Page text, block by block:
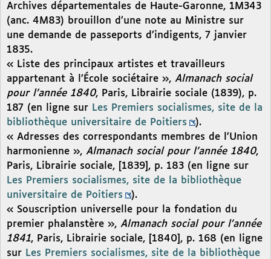
Archives départementales de Haute-Garonne, 1M343
(anc. 4M83) brouillon d’une note au Ministre sur
une demande de passeports d’indigents, 7 janvier
1835.
« Liste des principaux artistes et travailleurs
appartenant à l’École sociétaire », Almanach social
pour l’année 1840, Paris, Librairie sociale (1839), p.
187 (en ligne sur Les Premiers socialismes, site de la
bibliothèque universitaire de Poitiers
).
« Adresses des correspondants membres de l’Union
harmonienne », Almanach social pour l’année 1840,
Paris, Librairie sociale, [1839], p. 183 (en ligne sur
Les Premiers socialismes, site de la bibliothèque
universitaire de Poitiers
).
« Souscription universelle pour la fondation du
premier phalanstère », Almanach social pour l’année
1841, Paris, Librairie sociale, [1840], p. 168 (en ligne
sur Les Premiers socialismes, site de la bibliothèque